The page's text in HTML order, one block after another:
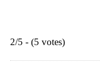
2/5 - (5 votes)